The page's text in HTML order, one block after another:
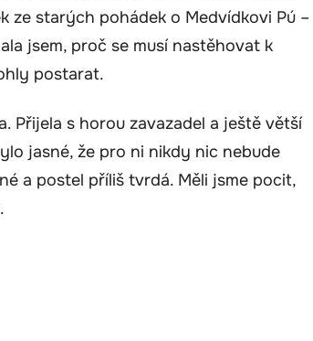
ze starých pohádek o Medvídkovi Pú –
jsem, proč se musí nastěhovat k
postarat.
Přijela s horou zavazadel a ještě větší
jasné, že pro ni nikdy nic nebude
a postel příliš tvrdá. Měli jsme pocit,